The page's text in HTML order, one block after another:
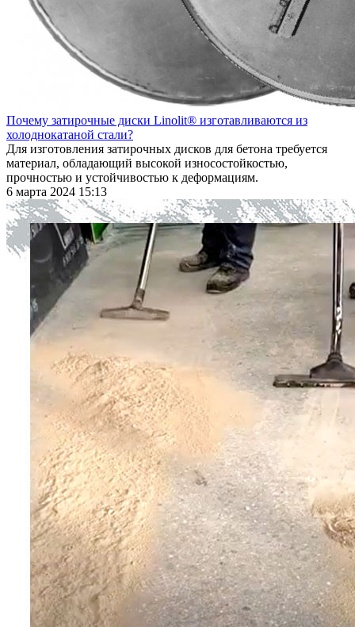
Почему затирочные диски Linolit® изготавливаются из
холоднокатаной стали?
Для изготовления затирочных дисков для бетона требуется
материал, обладающий высокой износостойкостью,
прочностью и устойчивостью к деформациям.
6 марта 2024 15:13